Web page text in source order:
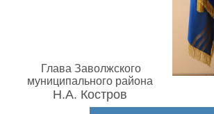
Глава Заволжского
муниципального района
Н.А. Костров